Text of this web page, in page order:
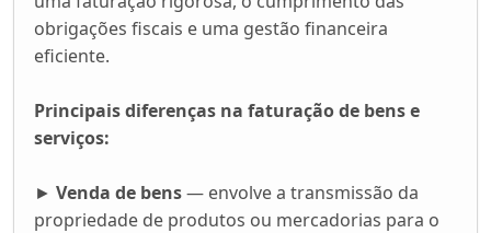
obrigações fiscais e uma gestão financeira
eficiente.
Principais diferenças na faturação de bens e
serviços:
► Venda de bens— envolve a transmissão da
propriedade de produtos ou mercadorias para o